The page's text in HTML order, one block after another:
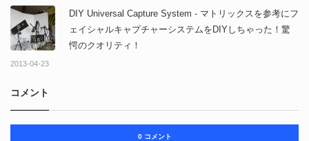
DIY Universal Capture System - マトリックスを参考にフ
ェイシャルキャプチャーシステムをDIYしちゃった！驚
愕のクオリティ！
2013-04-23
コメント
0 コメント